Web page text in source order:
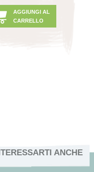
AGGIUNGI AL
CARRELLO
ANCHE